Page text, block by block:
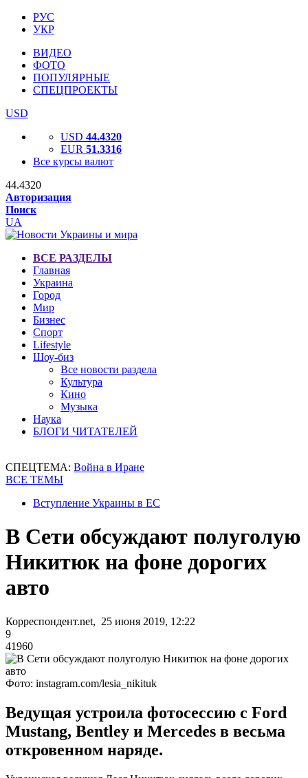
РУС
УКР
ВИДЕО
ФОТО
ПОПУЛЯРНЫЕ
СПЕЦПРОЕКТЫ
USD
USD 44.4320
EUR 51.3316
Все курсы валют
44.4320
Авторизация
Поиск
UA
ВСЕ РАЗДЕЛЫ
Главная
Украина
Город
Мир
Бизнес
Спорт
Lifestyle
Шоу-биз
Все новости раздела
Культура
Кино
Музыка
Наука
БЛОГИ ЧИТАТЕЛЕЙ
СПЕЦТЕМА: Война в Иране
ВСЕ ТЕМЫ
Вступление Украины в ЕС
В Сети обсуждают полуголую
Никитюк на фоне дорогих
авто
Корреспондент.net, 25 июня 2019, 12:22
9
41960
Фото: instagram.com/lesia_nikituk
Ведущая устроила фотосессию с Ford
Mustang, Bentley и Mercedes в весьма
откровенном наряде.